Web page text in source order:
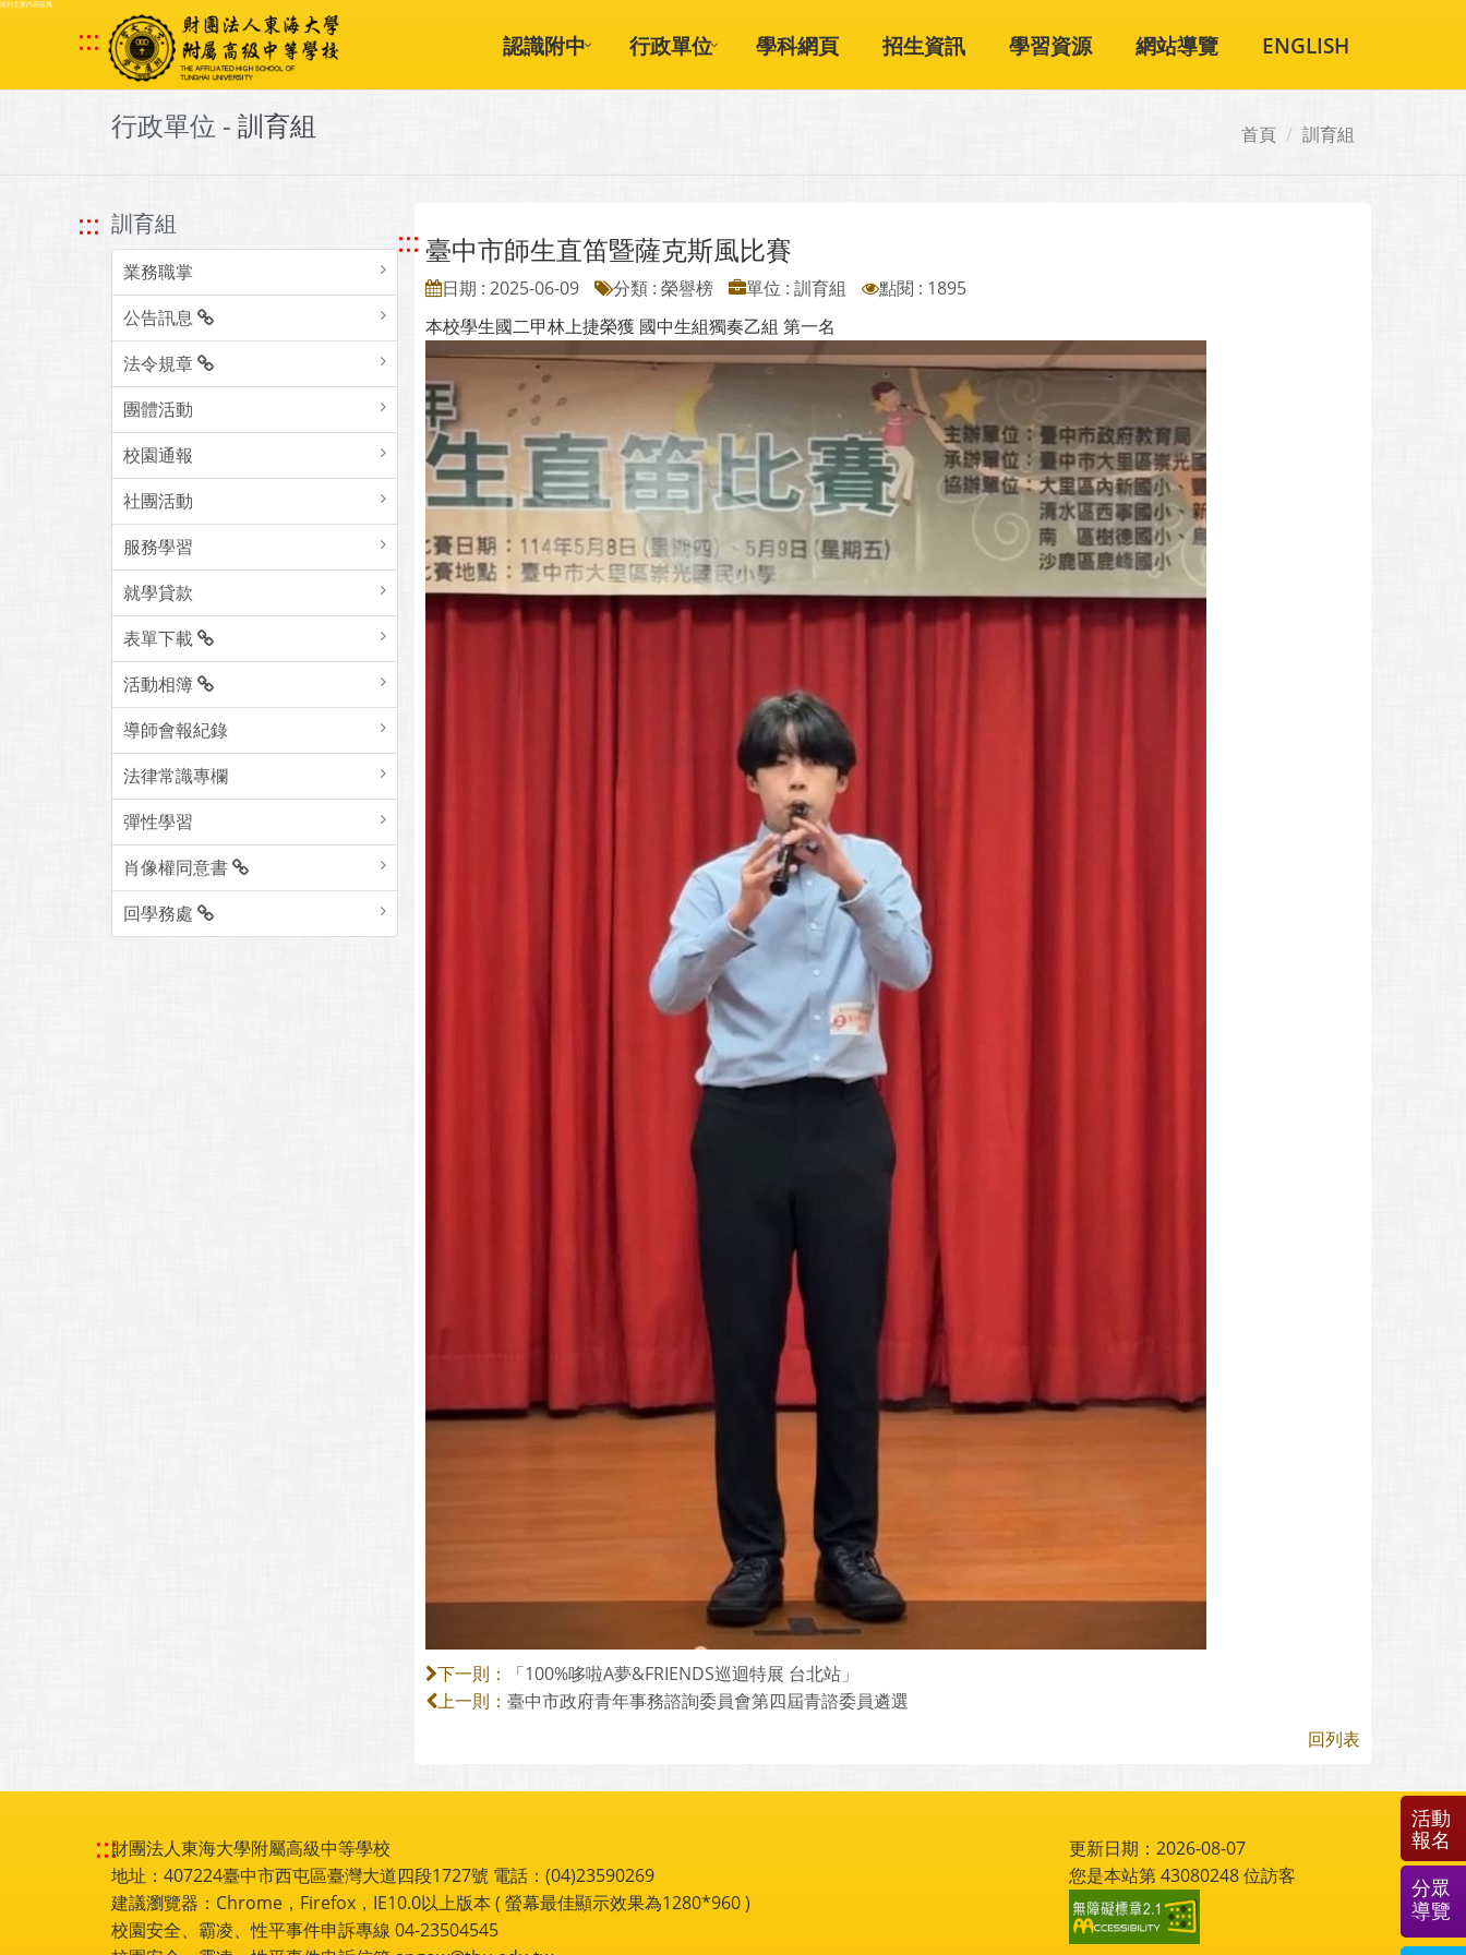
跳到主要內容區塊
::: 認識附中 行政單位 學科網頁 招生資訊 學習資源 網站導覽 ENGLISH
行政單位 - 訓育組 首頁 訓育組
::: 訓育組
業務職掌
公告訊息
法令規章
團體活動
校園通報
社團活動
服務學習
就學貸款
表單下載
活動相簿
導師會報紀錄
法律常識專欄
彈性學習
肖像權同意書
回學務處
::: 臺中市師生直笛暨薩克斯風比賽
日期 : 2025-06-09 分類 : 榮譽榜 單位 : 訓育組
點閱 : 1895
本校學生國二甲林上捷榮獲 國中生組獨奏乙組 第一名
下一則： 「100%哆啦A夢&FRIENDS巡迴特展 台北站」
上一則： 臺中市政府青年事務諮詢委員會第四屆青諮委員遴選
回列表
:::財團法人東海大學附屬高級中等學校
地址：407224臺中市西屯區臺灣大道四段1727號 電話：(04)23590269
建議瀏覽器：Chrome，Firefox，IE10.0以上版本 ( 螢幕最佳顯示效果為1280*960 )
校園安全、霸凌、性平事件申訴專線 04-23504545
更新日期：2026-08-07
您是本站第43080248位訪客
活動
報名
分眾
導覽